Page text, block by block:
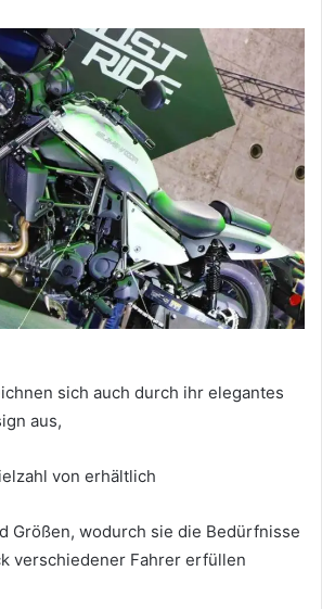
sich auch durch ihr elegantes
aus,
von erhältlich
Größen, wodurch sie die Bedürfnisse
verschiedener Fahrer erfüllen